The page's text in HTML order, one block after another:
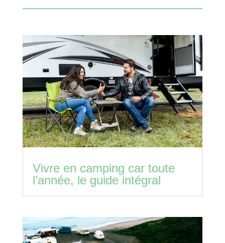
Vivre en camping car toute
l’année, le guide intégral